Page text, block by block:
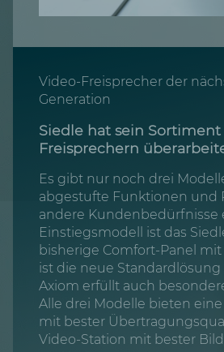
Video-Freisprecher der
Generation
Siedle hat sein
Freisprechern
Es gibt nur noch drei
abgestufte Funktionen und
andere Kundenbedürfnisse
Einstiegsmodell ist das
bisherige Comfort-Panel mit
ist die neue Standardlösung
Axiom erfüllt auch
Alle drei Modelle bieten
mit bester
Video-Station mit bester